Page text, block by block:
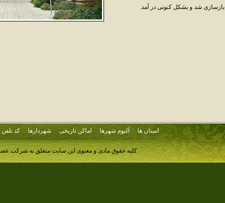
بازسازی شد و بشکل کنونی در آمد.
استان ها آلبوم شهرها اماکن تاریخی شهردارها کد
کلیه حقوق مادی و معنوی این سایت متعلق به شرکت